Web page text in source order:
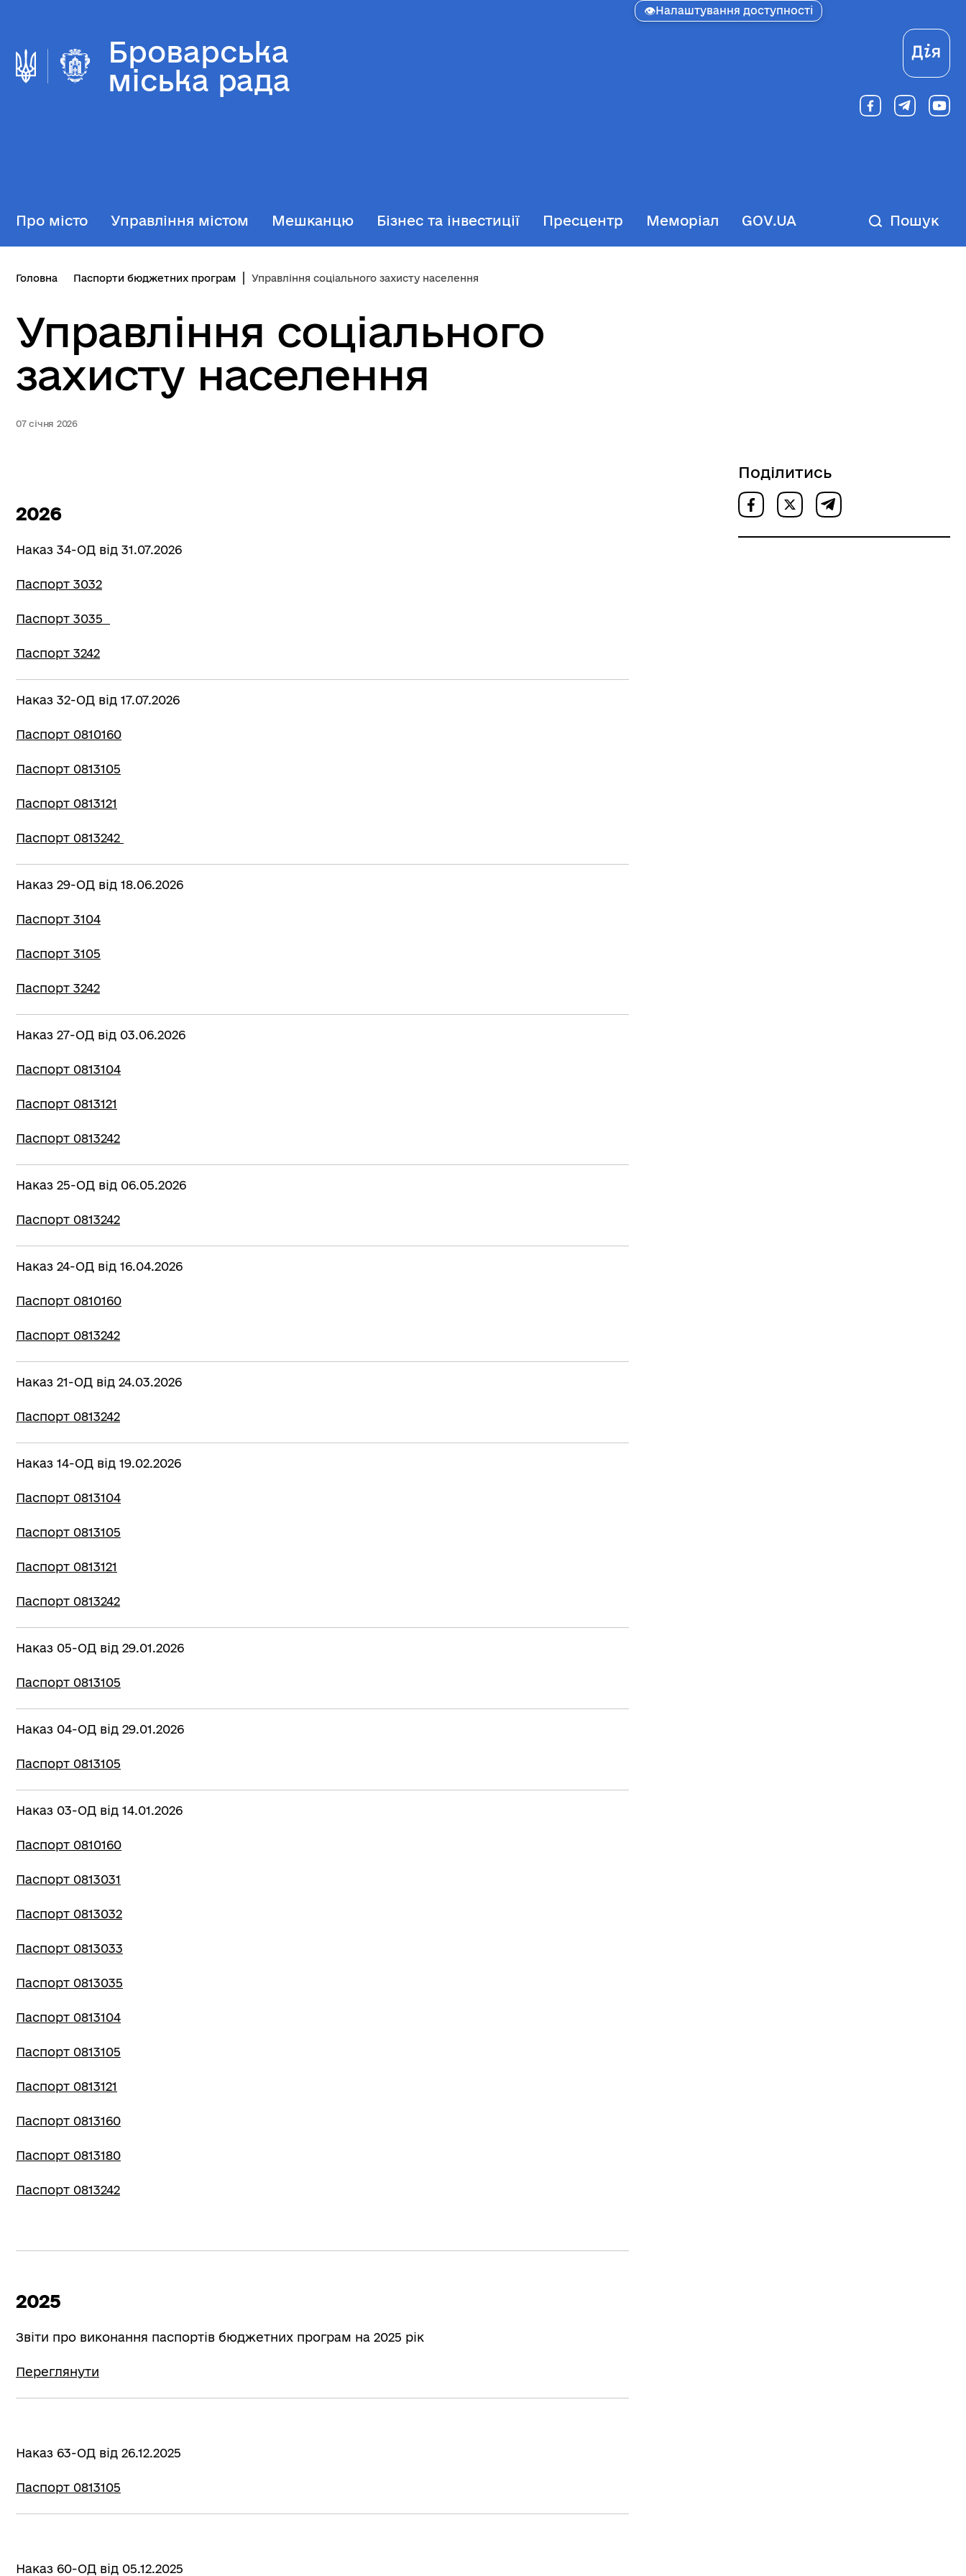
Броварська
міська рада
👁Налаштування доступності
Про місто Управління містом Мешканцю Бізнес та інвестиції Пресцентр Меморіал GOV.UA Пошук
Головна Паспорти бюджетних програм Управління соціального захисту населення
Управління соціального
захисту населення
07 січня 2026
2026
Наказ 34-ОД від 31.07.2026
Паспорт 3032
Паспорт 3035
Паспорт 3242
Наказ 32-ОД від 17.07.2026
Паспорт 0810160
Паспорт 0813105
Паспорт 0813121
Паспорт 0813242
Наказ 29-ОД від 18.06.2026
Паспорт 3104
Паспорт 3105
Паспорт 3242
Наказ 27-ОД від 03.06.2026
Паспорт 0813104
Паспорт 0813121
Паспорт 0813242
Наказ 25-ОД від 06.05.2026
Паспорт 0813242
Наказ 24-ОД від 16.04.2026
Паспорт 0810160
Паспорт 0813242
Наказ 21-ОД від 24.03.2026
Паспорт 0813242
Наказ 14-ОД від 19.02.2026
Паспорт 0813104
Паспорт 0813105
Паспорт 0813121
Паспорт 0813242
Наказ 05-ОД від 29.01.2026
Паспорт 0813105
Наказ 04-ОД від 29.01.2026
Паспорт 0813105
Наказ 03-ОД від 14.01.2026
Паспорт 0810160
Паспорт 0813031
Паспорт 0813032
Паспорт 0813033
Паспорт 0813035
Паспорт 0813104
Паспорт 0813105
Паспорт 0813121
Паспорт 0813160
Паспорт 0813180
Паспорт 0813242
2025
Звіти про виконання паспортів бюджетних програм на 2025 рік
Переглянути
Наказ 63-ОД від 26.12.2025
Паспорт 0813105
Наказ 60-ОД від 05.12.2025
Поділитись